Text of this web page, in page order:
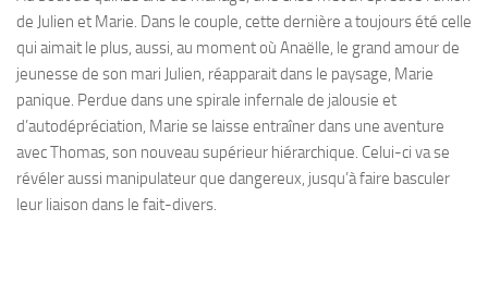
de Julien et Marie. Dans le couple, cette dernière a toujours été celle
qui aimait le plus, aussi, au moment où Anaëlle, le grand amour de
jeunesse de son mari Julien, réapparait dans le paysage, Marie
panique. Perdue dans une spirale infernale de jalousie et
d’autodépréciation, Marie se laisse entraîner dans une aventure
avec Thomas, son nouveau supérieur hiérarchique. Celui-ci va se
révéler aussi manipulateur que dangereux, jusqu’à faire basculer
leur liaison dans le fait-divers.